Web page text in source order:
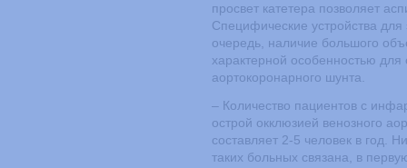
просвет катетера позволяет
Специфические устройства
очередь, наличие большого
характерной особенностью для
аортокоронарного шунта.
– Количество пациентов с
острой окклюзией венозного
составляет 2-5 человек в год.
таких больных связана, в